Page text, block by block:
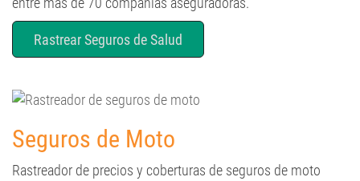
Rastrear Seguros de Salud
Seguros de Moto
Rastreador de precios y coberturas de seguros de moto